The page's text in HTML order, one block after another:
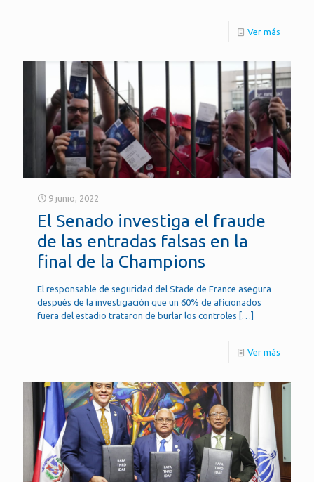
Ver más
9 junio, 2022
El Senado investiga el fraude
de las entradas falsas en la
final de la Champions
El responsable de seguridad del Stade de France asegura
después de la investigación que un 60% de aficionados
fuera del estadio trataron de burlar los controles […]
Ver más